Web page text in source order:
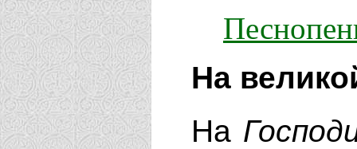
На
На